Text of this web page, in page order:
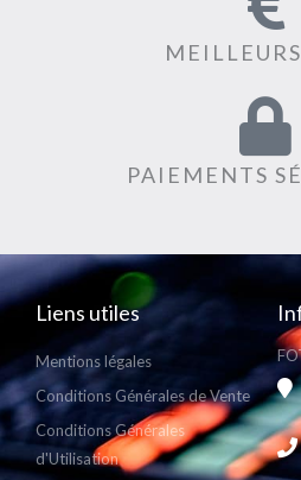
PAIEMENTS
Liens utiles
Mentions légales
Conditions Générales de Vente
Conditions Générales
d'Utilisation